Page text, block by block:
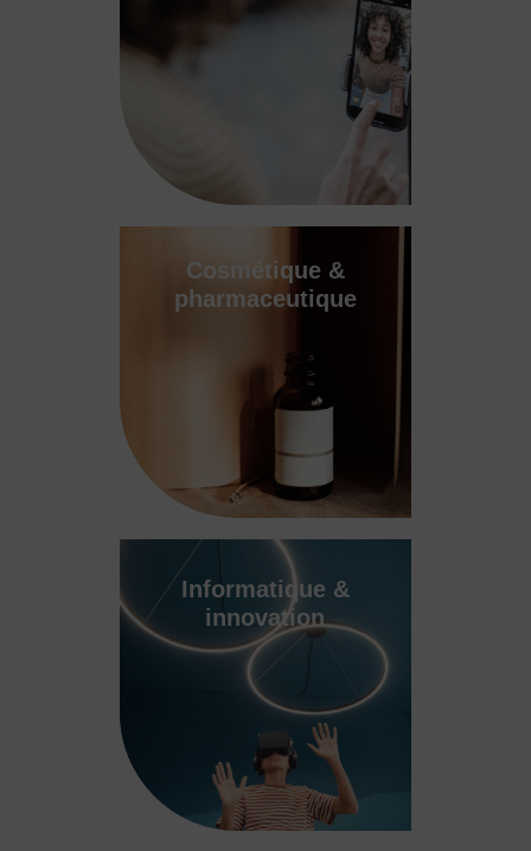
Cosmétique &
pharmaceutique
Informatique &
innovation